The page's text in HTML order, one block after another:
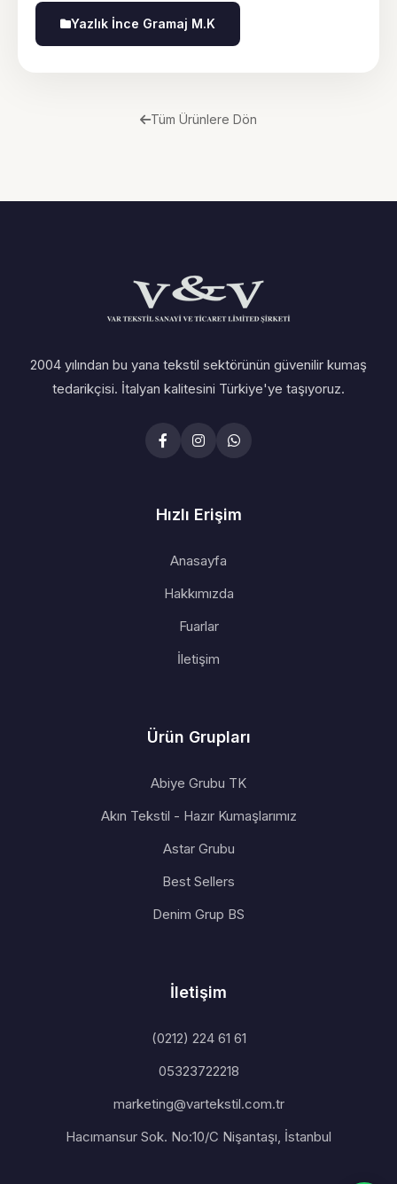
Yazlık İnce Gramaj M.K
Tüm Ürünlere Dön
2004 yılından bu yana tekstil sektörünün güvenilir kumaş
tedarikçisi. İtalyan kalitesini Türkiye'ye taşıyoruz.
Hızlı Erişim
Anasayfa
Hakkımızda
Fuarlar
İletişim
Ürün Grupları
Abiye Grubu TK
Akın Tekstil - Hazır Kumaşlarımız
Astar Grubu
Best Sellers
Denim Grup BS
İletişim
(0212) 224 61 61
05323722218
marketing@vartekstil.com.tr
Hacımansur Sok. No:10/C Nişantaşı, İstanbul